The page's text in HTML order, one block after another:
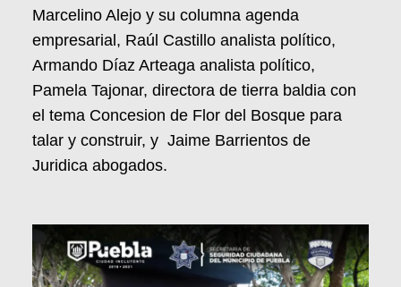
Marcelino Alejo y su columna agenda
empresarial, Raúl Castillo analista político,
Armando Díaz Arteaga analista político,
Pamela Tajonar, directora de tierra baldia con
el tema Concesion de Flor del Bosque para
talar y construir, y Jaime Barrientos de
Juridica abogados.